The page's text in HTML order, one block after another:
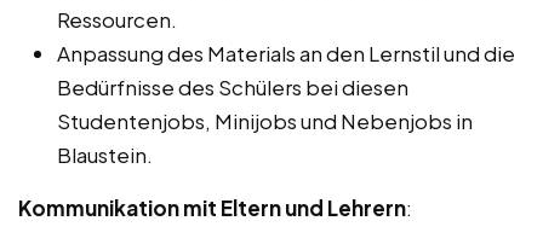
Ressourcen.
Anpassung des Materials an den Lernstil und die
Bedürfnisse des Schülers bei diesen
Studentenjobs, Minijobs und Nebenjobs in
Blaustein.
Kommunikation mit Eltern und Lehrern: